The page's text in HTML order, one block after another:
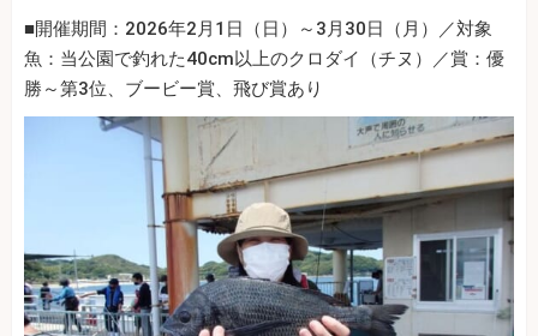
■開催期間：2026年2月1日（日）～3月30日（月）／対象
魚：当公園で釣れた40cm以上のクロダイ（チヌ）／賞：優
勝～第3位、ブービー賞、飛び賞あり